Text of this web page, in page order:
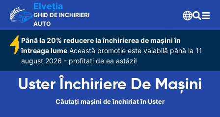
Elveţia
GHID DE INCHIRIERI
AUTO
Până la 20% reducere la închirierea de mașini în
întreaga lume Această promoție este valabilă până la 11
august 2026 - profitați de ea astăzi!
Uster Închiriere De Maşini
Căutați mașini de închiriat în Uster